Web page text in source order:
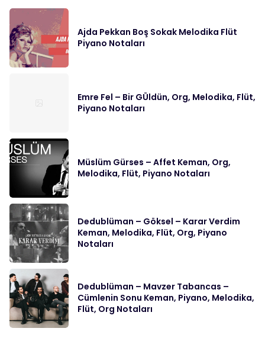
Ajda Pekkan Boş Sokak Melodika Flüt
Piyano Notaları
Emre Fel – Bir GÜldün, Org, Melodika, Flüt,
Piyano Notaları
Müslüm Gürses – Affet Keman, Org,
Melodika, Flüt, Piyano Notaları
Dedublüman – Göksel – Karar Verdim
Keman, Melodika, Flüt, Org, Piyano
Notaları
Dedublüman – Mavzer Tabancas –
Cümlenin Sonu Keman, Piyano, Melodika,
Flüt, Org Notaları